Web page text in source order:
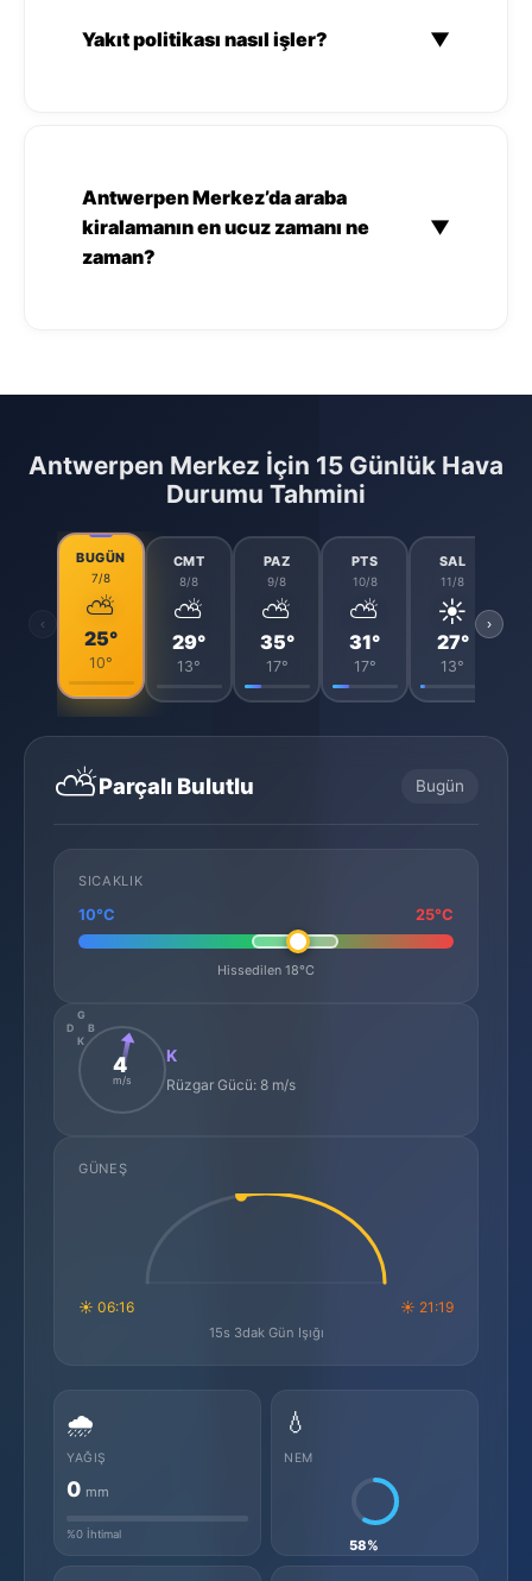
Yakıt politikası nasıl işler? ▼
Antwerpen Merkez’da araba
kiralamanın en ucuz zamanı ne
zaman?
▼
Antwerpen Merkez İçin 15 Günlük Hava
Durumu Tahmini
‹
BUGÜN
7/8
⛅
25°
10°
CMT
8/8
⛅
29°
13°
PAZ
9/8
⛅
35°
17°
PTS
10/8
⛅
31°
17°
SAL
11/8
☀️
27°
13°
›
⛅Parçalı Bulutlu Bugün
SICAKLIK
10°C 25°C
Hissedilen 18°C
K
G
D
B
4
m/s
K
Rüzgar Gücü: 8 m/s
GÜNEŞ
☀ 06:16 ☀ 21:19
15s 3dak Gün Işığı
🌧️
YAĞIŞ
0 mm
%0 İhtimal
💧
NEM
58%